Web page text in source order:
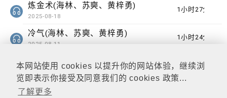
本网站使用 cookies 以提升你的网站体验，继续浏
览即表示你接受及同意我们的 cookies 政策...
了解更多
1小时27分钟
炼金术(海林、苏奭、黄梓勇)
2025-08-18
1小时24分钟
冷气(海林、苏奭、黄梓勇)
2025-08-11